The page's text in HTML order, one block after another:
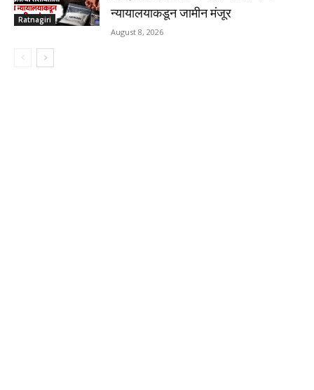
Ratnagiri
न्यायालयाकडून जामीन मंजूर
August 8, 2026